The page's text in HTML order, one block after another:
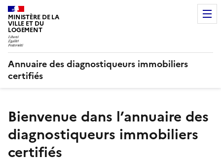
MINISTÈRE DE LA
VILLE ET DU
LOGEMENT
Annuaire des diagnostiqueurs immobiliers
certifiés
Bienvenue dans l’annuaire des
diagnostiqueurs immobiliers
certifiés